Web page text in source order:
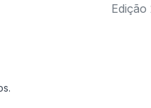
Edição